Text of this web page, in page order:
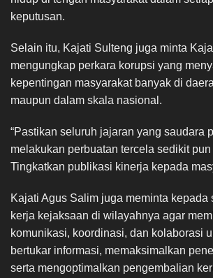
keputusan.
Selain itu, Kajati Sulteng juga minta
mengungkap perkara korupsi yang
kepentingan masyarakat banyak di
maupun dalam skala nasional.
“Pastikan seluruh jajaran yang saudara
melakukan perbuatan tercela sedikit
Tingkatkan publikasi kinerja kepada
Kajati Agus Salim juga meminta kepada
kerja kejaksaan di wilayahnya agar
komunikasi, koordinasi, dan kolaborasi
bertukar informasi, memaksimalkan
serta mengoptimalkan pengembalian